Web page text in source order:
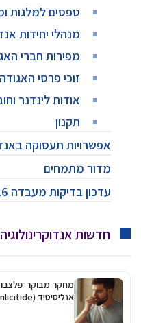
טפסים למלגות
מנהלי יחידות
מפירות חברי
זוכי פרסי האגודה
אודות לינדנר
תקנון
אפשרויות תעסוקה
מדור מתמחים
עדכון בדיקות מעבדה 2026
חדשות
אנליסיטיד (Enlicitide)